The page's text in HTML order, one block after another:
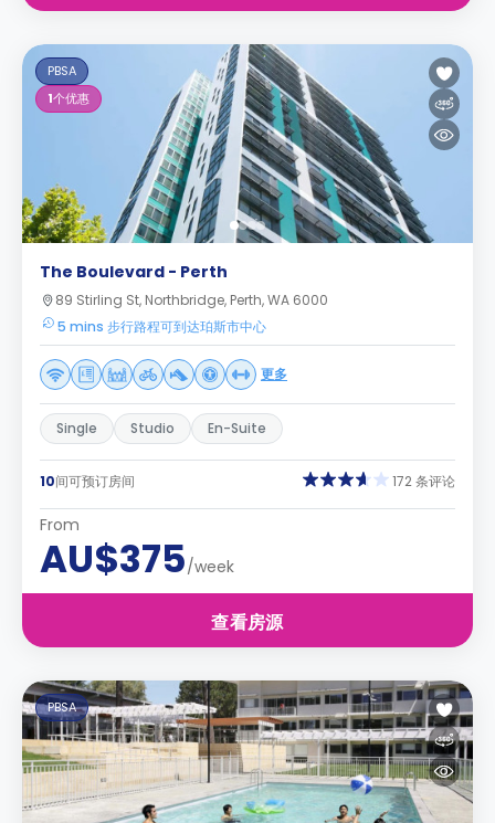
PBSA
1个优惠
The Boulevard - Perth
89 Stirling St, Northbridge, Perth, WA 6000
5 mins 步行路程可到达珀斯市中心
更多
Single Studio En-Suite
10间可预订房间 172 条评论
From
AU$375/week
查看房源
PBSA